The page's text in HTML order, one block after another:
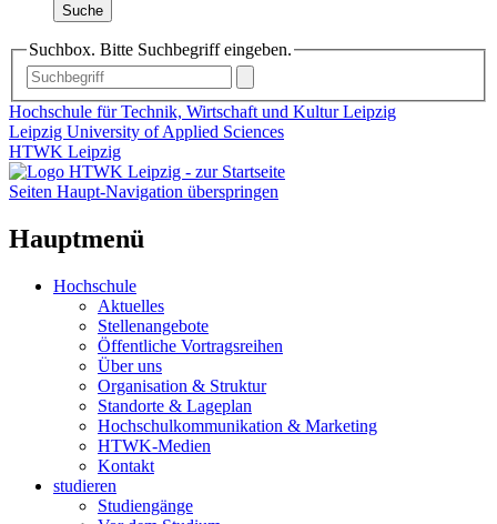
Suche
Suchbox. Bitte Suchbegriff eingeben.
Hochschule für Technik, Wirtschaft und Kultur Leipzig
Leipzig University of Applied Sciences
HTWK Leipzig
Seiten Haupt-Navigation überspringen
Hauptmenü
Hochschule
Aktuelles
Stellenangebote
Öffentliche Vortragsreihen
Über uns
Organisation & Struktur
Standorte & Lageplan
Hochschulkommunikation & Marketing
HTWK-Medien
Kontakt
studieren
Studiengänge